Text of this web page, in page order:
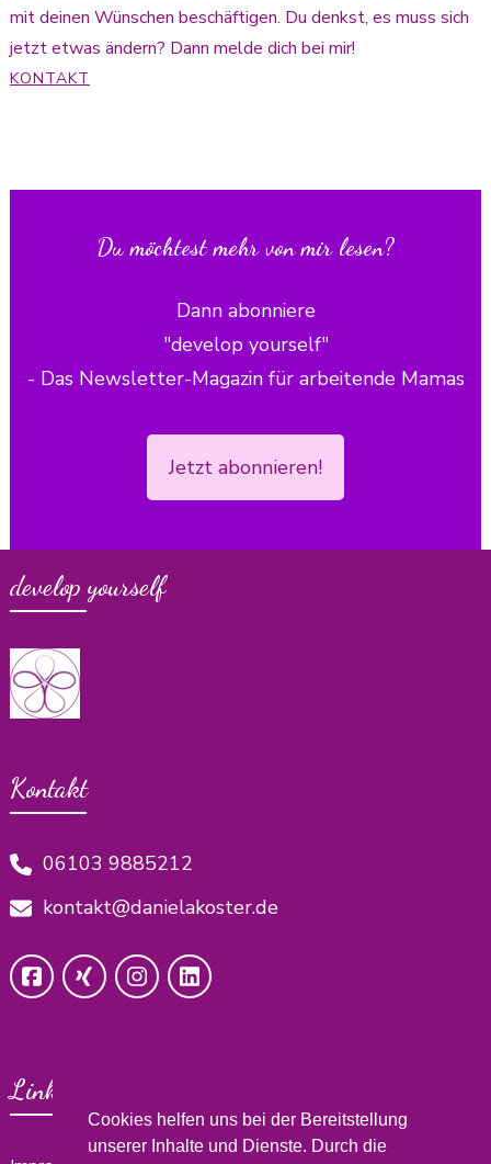
Cookies helfen uns bei der Bereitstellung
unserer Inhalte und Dienste. Durch die
mit deinen Wünschen beschäftigen. Du denkst, es muss sich
jetzt etwas ändern? Dann melde dich bei mir!
KONTAKT
Du möchtest mehr von mir lesen?
Dann abonniere
"develop yourself"
- Das Newsletter-Magazin für arbeitende Mamas
Jetzt abonnieren!
develop yourself
Kontakt
06103 9885212
kontakt@danielakoster.de
Links